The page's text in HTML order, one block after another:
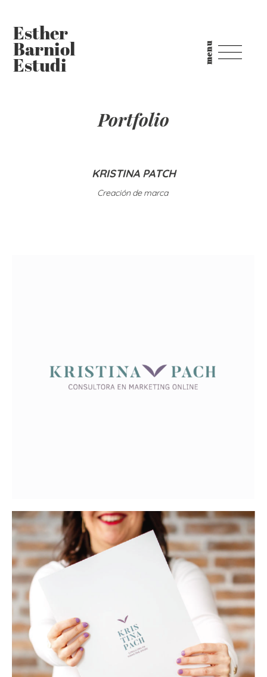
contenido
principal
barra
lateral
principal
Esther
Barniol
Estudi
menu
Portfolio
KRISTINA PATCH
Creación de marca